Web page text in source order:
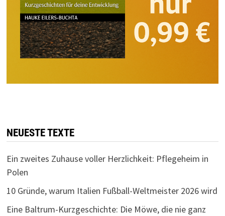
NEUESTE TEXTE
Ein zweites Zuhause voller Herzlichkeit: Pflegeheim in
Polen
10 Gründe, warum Italien Fußball-Weltmeister 2026 wird
Eine Baltrum-Kurzgeschichte: Die Möwe, die nie ganz